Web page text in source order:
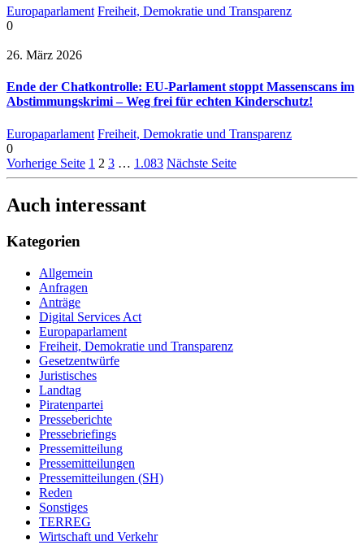
Europaparlament Freiheit, Demokratie und Transparenz
0
26. März 2026
Ende der Chatkontrolle: EU-Parlament stoppt Massenscans im
Abstimmungskrimi – Weg frei für echten Kinderschutz!
Europaparlament Freiheit, Demokratie und Transparenz
0
Vorherige Seite 1 2 3 … 1.083 Nächste Seite
Auch interessant
Kategorien
Allgemein
Anfragen
Anträge
Digital Services Act
Europaparlament
Freiheit, Demokratie und Transparenz
Gesetzentwürfe
Juristisches
Landtag
Piratenpartei
Presseberichte
Pressebriefings
Pressemitteilung
Pressemitteilungen
Pressemitteilungen (SH)
Reden
Sonstiges
TERREG
Wirtschaft und Verkehr